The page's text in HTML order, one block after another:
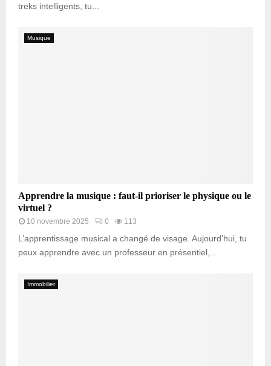
treks intelligents, tu...
Musique
Apprendre la musique : faut-il prioriser le physique ou le
virtuel ?
10 novembre 2025 0 113
L’apprentissage musical a changé de visage. Aujourd’hui, tu
peux apprendre avec un professeur en présentiel,...
Immobilier